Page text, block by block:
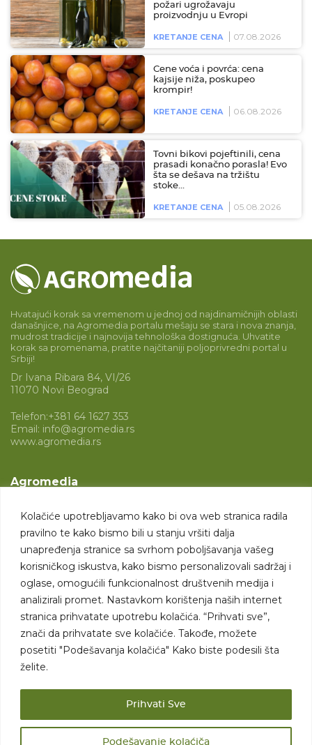
Kolačiće upotrebljavamo kako bi ova web stranica radila
pravilno te kako bismo bili u stanju vršiti dalja
unapređenja stranice sa svrhom poboljšavanja vašeg
korisničkog iskustva, kako bismo personalizovali sadržaj i
oglase, omogućili funkcionalnost društvenih medija i
analizirali promet. Nastavkom korištenja naših internet
stranica prihvatate upotrebu kolačića. “Prihvati sve”,
znači da prihvatate sve kolačiće. Takođe, možete
posetiti "Podešavanja kolačića" Kako biste podesili šta
želite.
Podešavanje kolaćiča
Prihvati Sve
požari ugrožavaju
proizvodnju u Evropi
KRETANJE CENA 07.08.2026
Cene voća i povrća: cena
kajsije niža, poskupeo
krompir!
KRETANJE CENA 06.08.2026
Tovni bikovi pojeftinili, cena
prasadi konačno porasla! Evo
šta se dešava na tržištu
stoke…
KRETANJE CENA 05.08.2026
Hvatajući korak sa vremenom u jednoj od najdinamičnijih oblasti
današnjice, na Agromedia portalu mešaju se stara i nova znanja,
mudrost tradicije i najnovija tehnološka dostignuća. Uhvatite
korak sa promenama, pratite najčitaniji poljoprivredni portal u
Srbiji!
Dr Ivana Ribara 84, VI/26
11070 Novi Beograd
Telefon:+381 64 1627 353
Email: info@agromedia.rs
www.agromedia.rs
Agromedia
Svet poljoprivrede
Marketing usluge
Tražimo saradnike
Kontakt
Kontakt